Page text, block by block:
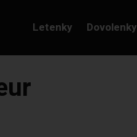
Letenky Dovolenky